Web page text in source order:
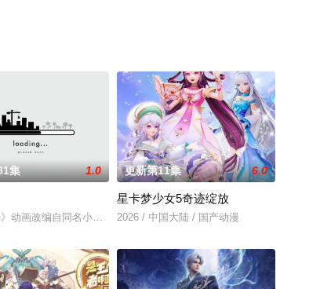
找寻到自己的兴趣与爱好，
的仙子因自然与人类世界的兴衰而生，也与万物命运相连。当人
集 1.0
》动画改编自同名小说。他为修道而生，为应劫而至，他身化亿万血雨，
更新第11集 6.0
星卡梦少女5奇迹绽放
2026 / 中国大陆 / 国产动漫